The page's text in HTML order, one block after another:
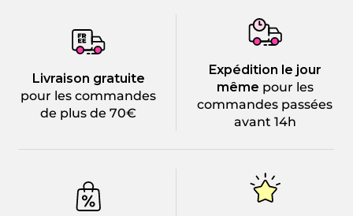
Livraison gratuite
pour les commandes
de plus de 70€
Expédition le jour
même pour les
commandes passées
avant 14h